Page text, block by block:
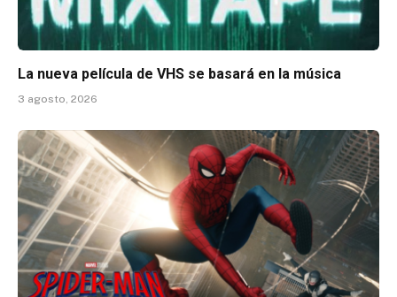
La nueva película de VHS se basará en la música
3 agosto, 2026